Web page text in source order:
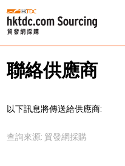
聯絡供應商
以下訊息將傳送給供應商:
查詢來源: 貿發網採購